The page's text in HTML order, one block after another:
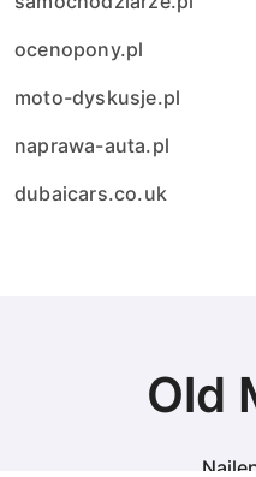
ocenopony.pl
moto-dyskusje.pl
naprawa-auta.pl
dubaicars.co.uk
Old